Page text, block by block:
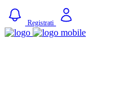
Registrati